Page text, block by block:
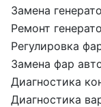
Замена
Ремонт
Регулировка
Замена фар
Диагностика
Диагностика